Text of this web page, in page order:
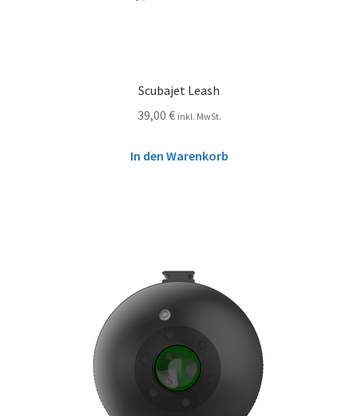
Scubajet Leash
39,00 € inkl. MwSt.
In den Warenkorb